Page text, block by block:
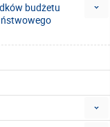
budżetu